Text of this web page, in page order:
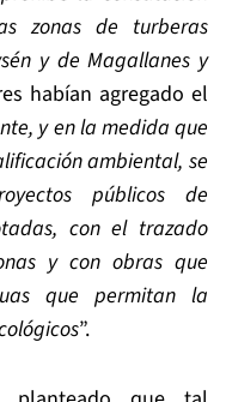
zonas de turberas
y de Magallanes y
habían agregado el
y en la medida que
ambiental, se
públicos de
con el trazado
y con obras que
que permitan la
”.